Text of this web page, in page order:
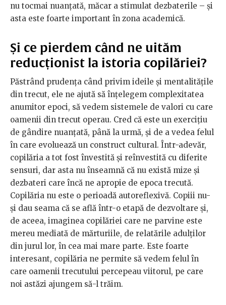
nu tocmai nuanțată, măcar a stimulat dezbaterile – și
asta este foarte important în zona academică.
Și ce pierdem când ne uităm
reducționist la istoria copilăriei?
Păstrând prudența când privim ideile și mentalitățile
din trecut, ele ne ajută să înțelegem complexitatea
anumitor epoci, să vedem sistemele de valori cu care
oamenii din trecut operau. Cred că este un exercițiu
de gândire nuanțată, până la urmă, și de a vedea felul
în care evoluează un construct cultural. Într-adevăr,
copilăria a tot fost învestită și reînvestită cu diferite
sensuri, dar asta nu înseamnă că nu există mize și
dezbateri care încă ne apropie de epoca trecută.
Copilăria nu este o perioadă autoreflexivă. Copiii nu-
și dau seama că se află într-o etapă de dezvoltare și,
de aceea, imaginea copilăriei care ne parvine este
mereu mediată de mărturiile, de relatările adulților
din jurul lor, în cea mai mare parte. Este foarte
interesant, copilăria ne permite să vedem felul în
care oamenii trecutului percepeau viitorul, pe care
noi astăzi ajungem să-l trăim.